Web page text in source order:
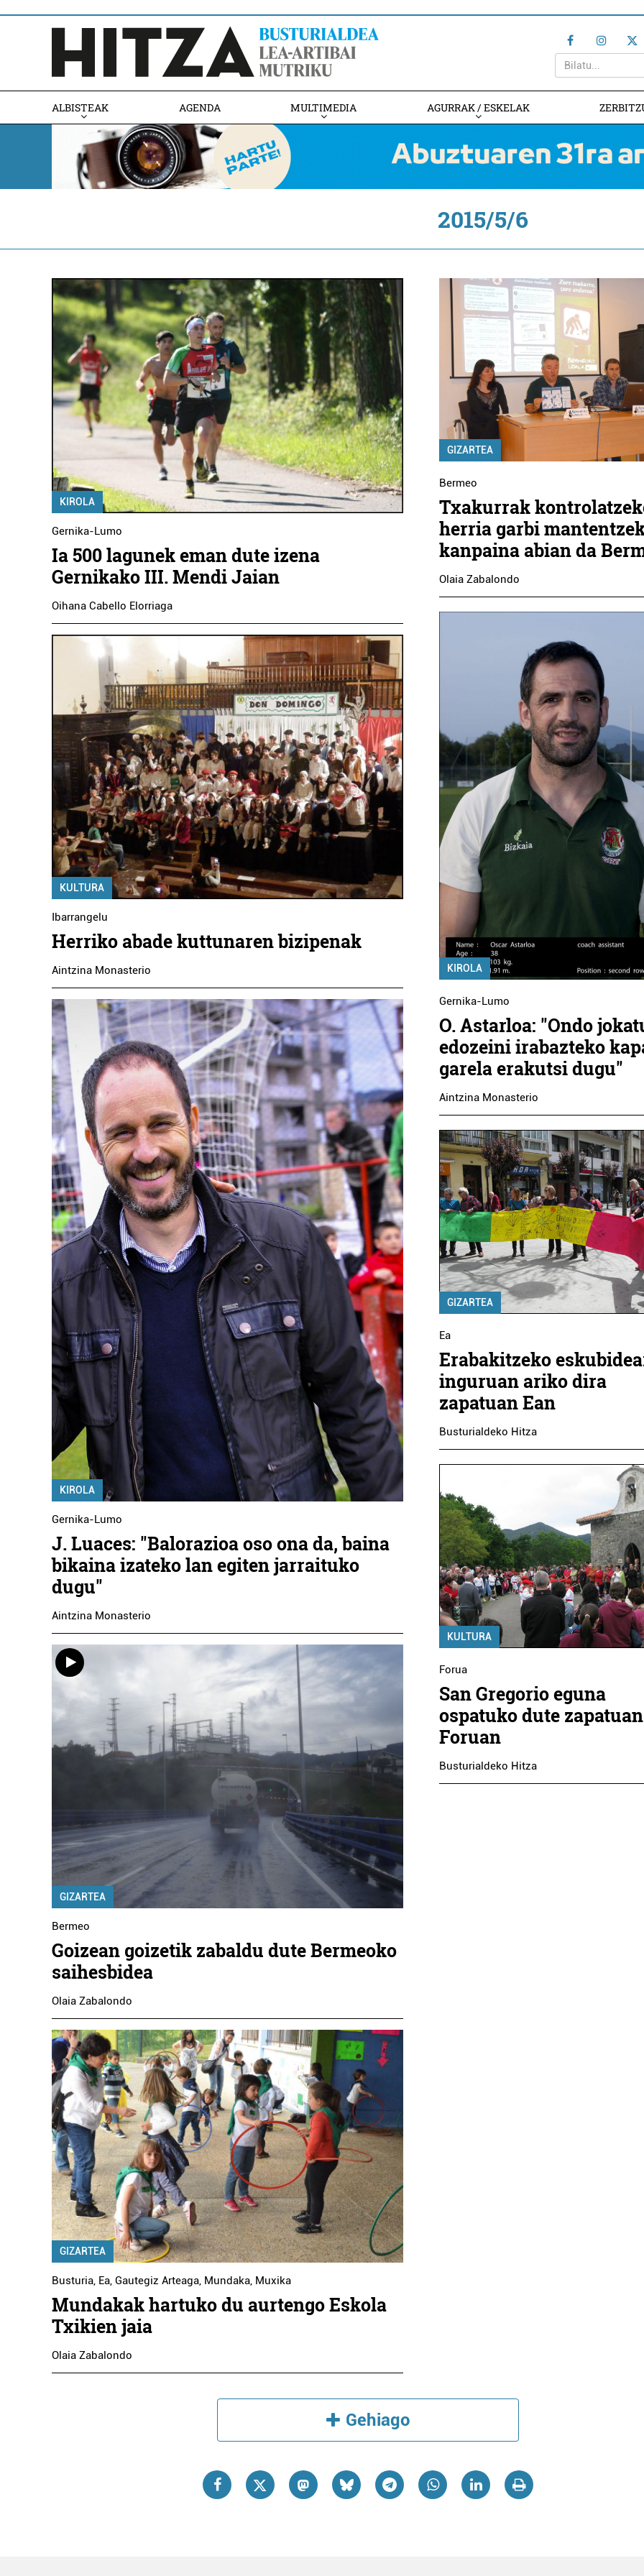
ALBISTEAK AGENDA MULTIMEDIA AGURRAK / ESKELAK
2015/5/6
KIROLA
Gernika-Lumo
Ia 500 lagunek eman dute izena
Gernikako III. Mendi Jaian
Oihana Cabello Elorriaga
KULTURA
Ibarrangelu
Herriko abade kuttunaren bizipenak
Aintzina Monasterio
KIROLA
Gernika-Lumo
J. Luaces: "Balorazioa oso ona da, baina
bikaina izateko lan egiten jarraituko
dugu"
Aintzina Monasterio
GIZARTEA
Bermeo
Goizean goizetik zabaldu dute Bermeoko
saihesbidea
Olaia Zabalondo
GIZARTEA
Busturia, Ea, Gautegiz Arteaga, Mundaka, Muxika
Mundakak hartuko du aurtengo Eskola
Txikien jaia
Olaia Zabalondo
GIZARTEA
Bermeo
Txakurrak
herria garbi
kanpaina abian da
Olaia Zabalondo
KIROLA
Gernika-Lumo
O. Astarloa: "Ondo
edozeini irabazteko
garela erakutsi dugu"
Aintzina Monasterio
GIZARTEA
Ea
Erabakitzeko
inguruan ariko dira
zapatuan Ean
Busturialdeko Hitza
KULTURA
Forua
San Gregorio eguna
ospatuko dute zapatuan
Foruan
Busturialdeko Hitza
Gehiago